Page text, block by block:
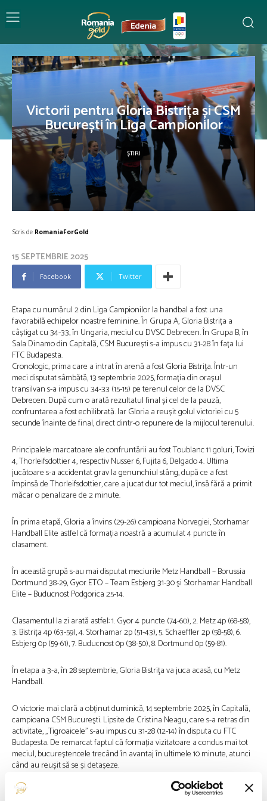
Victorii pentru Gloria Bistrița și CSM
București în Liga Campionilor
ȘTIRI
Scris de RomaniaForGold
15 SEPTEMBRIE 2025
Facebook Twitter
Etapa cu numărul 2 din Liga Campionilor la handbal a fost una
favorabilă echipelor noastre feminine. În Grupa A, Gloria Bistrița a
câștigat cu 34-33, în Ungaria, meciul cu DVSC Debrecen. În Grupa B, în
Sala Dinamo din Capitală, CSM București s-a impus cu 31-28 în fața lui
FTC Budapesta.
Cronologic, prima care a intrat în arenă a fost Gloria Bistriţa. Într-un
meci disputat sâmbătă, 13 septembrie 2025, formația din orașul
transilvan s-a impus cu 34-33 (15-15) pe terenul celor de la DVSC
Debrecen. După cum o arată rezultatul final și cel de la pauză,
confruntarea a fost echilibrată. Iar Gloria a reușit golul victoriei cu 5
secunde înainte de final, direct dintr-o repunere de la mijlocul terenului.
Principalele marcatoare ale confruntării au fost Toublanc 11 goluri, Tovizi
4, Thorleifsdottier 4, respectiv Nusser 6, Fujita 6, Delgado 4. Ultima
jucătoare s-a accidentat grav la genunchiul stâng, după ce a fost
împinsă de Thorleifsdottier, care a jucat dur tot meciul, însă fără a primit
măcar o penalizare de 2 minute.
În prima etapă, Gloria a învins (29-26) campioana Norvegiei, Storhamar
Handball Elite astfel că formația noastră a acumulat 4 puncte în
clasament.
În această grupă s-au mai disputat meciurile Metz Handball – Borussia
Dortmund 38-29, Gyor ETO – Team Esbjerg 31-30 şi Storhamar Handball
Elite – Buducnost Podgorica 25-14.
Clasamentul la zi arată astfel: 1. Gyor 4 puncte (74-60), 2. Metz 4p (68-58),
3. Bistrița 4p (63-59), 4. Storhamar 2p (51-43), 5. Schaeffler 2p (58-58), 6.
Esbjerg 0p (59-61), 7. Buducnost 0p (38-50), 8. Dortmund 0p (59-81).
În etapa a 3-a, în 28 septembrie, Gloria Bistriţa va juca acasă, cu Metz
Handball.
O victorie mai clară a obținut duminică, 14 septembrie 2025, în Capitală,
campioana CSM Bucureşti. Lipsite de Cristina Neagu, care s-a retras din
activitate, „Tigroaicele” s-au impus cu 31-28 (12-14) în disputa cu FTC
Budapesta. De remarcat faptul că formația vizitatoare a condus mai tot
meciul, bucureștencele trecând în avantaj în ultimele 10 minute, atunci
când au reușit să se și detașeze.
Principalele marcatoare ale partidei au fost Omoregie 8 goluri, Friis 6,